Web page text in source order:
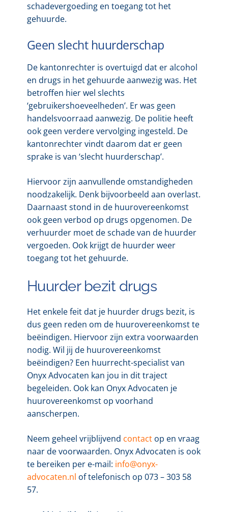
schadevergoeding en toegang tot het
gehuurde.
Geen slecht huurderschap
De kantonrechter is overtuigd dat er alcohol
en drugs in het gehuurde aanwezig was. Het
betroffen hier wel slechts
‘gebruikershoeveelheden’. Er was geen
handelsvoorraad aanwezig. De politie heeft
ook geen verdere vervolging ingesteld. De
kantonrechter vindt daarom dat er geen
sprake is van ‘slecht huurderschap’.
Hiervoor zijn aanvullende omstandigheden
noodzakelijk. Denk bijvoorbeeld aan overlast.
Daarnaast stond in de huurovereenkomst
ook geen verbod op drugs opgenomen. De
verhuurder moet de schade van de huurder
vergoeden. Ook krijgt de huurder weer
toegang tot het gehuurde.
Huurder bezit drugs
Het enkele feit dat je huurder drugs bezit, is
dus geen reden om de huurovereenkomst te
beëindigen. Hiervoor zijn extra voorwaarden
nodig. Wil jij de huurovereenkomst
beëindigen? Een huurrecht-specialist van
Onyx Advocaten kan jou in dit traject
begeleiden. Ook kan Onyx Advocaten je
huurovereenkomst op voorhand
aanscherpen.
Neem geheel vrijblijvend contactop en vraag
naar de voorwaarden. Onyx Advocaten is ook
te bereiken per e-mail: info@onyx-
advocaten.nl of telefonisch op 073 – 303 58
57.